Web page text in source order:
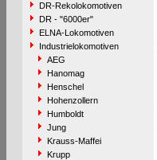
DR-Rekolokomotiven
DR - "6000er"
ELNA-Lokomotiven
Industrielokomotiven
AEG
Hanomag
Henschel
Hohenzollern
Humboldt
Jung
Krauss-Maffei
Krupp